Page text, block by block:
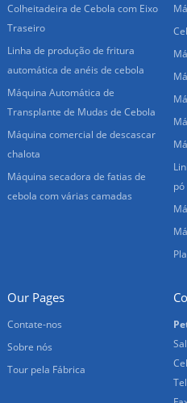
Colheitadeira de Cebola com Eixo
Traseiro
Linha de produção de fritura
automática de anéis de cebola
Máquina Automática de
Transplante de Mudas de Cebola
Máquina comercial de descascar
chalota
Máquina secadora de fatias de
cebola com várias camadas
pó
Our Pages
Contate-nos
Sobre nós
Tour pela Fábrica